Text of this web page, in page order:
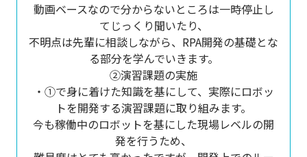
動画ベースなので分からないところは一時停止し
てじっくり聞いたり、
不明点は先輩に相談しながら、RPA開発の基礎とな
る部分を学んでいきます。
②演習課題の実施
・①で身に着けた知識を基にして、実際にロボッ
トを開発する演習課題に取り組みます。
今も稼働中のロボットを基にした現場レベルの開
発を行うため、